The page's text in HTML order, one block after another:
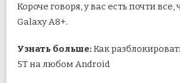
Короче говоря, у вас есть почти все,
Galaxy A8+.
Узнать больше: Как
5T на любом Android